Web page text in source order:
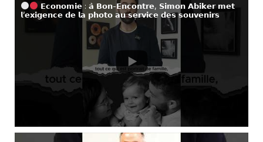
𝗘𝗰𝗼𝗻𝗼𝗺𝗶𝗲 : 𝗮̀ 𝗕𝗼𝗻-𝗘𝗻𝗰𝗼𝗻𝘁𝗿𝗲, 𝗦𝗶𝗺𝗼𝗻 𝗔𝗯𝗶𝗸𝗲𝗿 𝗺𝗲𝘁
𝗹’𝗲𝘅𝗶𝗴𝗲𝗻𝗰𝗲 𝗱𝗲 𝗹𝗮 𝗽𝗵𝗼𝘁𝗼 𝗮𝘂 𝘀𝗲𝗿𝘃𝗶𝗰𝗲 𝗱𝗲𝘀 𝘀𝗼𝘂𝘃𝗲𝗻𝗶𝗿𝘀